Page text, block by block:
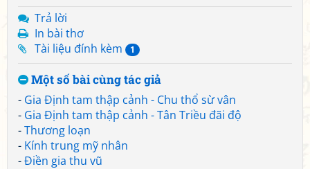
Trả lời
In bài thơ
Tài liệu đính kèm
1
Một số bài cùng tác giả
- Gia Định tam thập cảnh - Chu thổ sừ vân
- Gia Định tam thập cảnh - Tân Triều đãi độ
-Thương loạn
- Kính trung mỹ nhân
-Điền gia thu vũ